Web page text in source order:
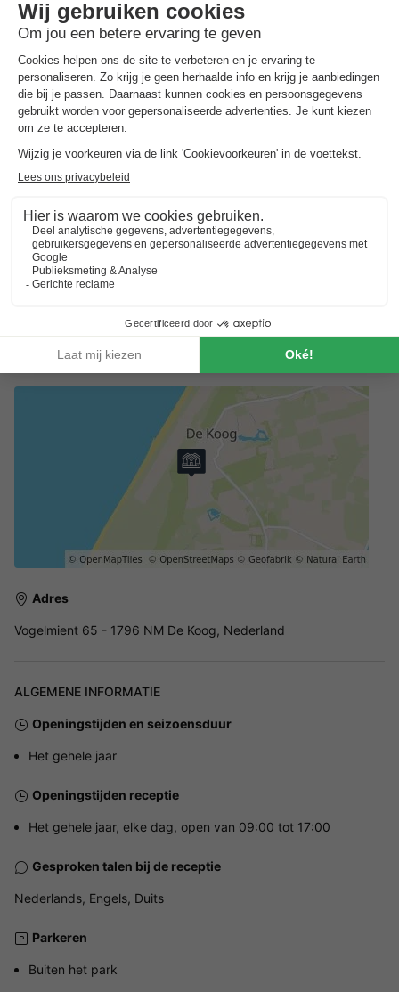
windsurfen en kitesurfen. Het park is ook een ideaal startpunt
voor uitstapjes naar het eiland Texel, waar je het natuurgebied
Ook de gezellige dorpen en steden zoals Den Burg en
Oosterend bieden veel bezienswaardigheden en
mogelijkheden om te wandelen en te genieten.
Goed omte weten
Voorkeuren
Voor voorkeuren zoals bijvoorbeeld de ligging van je
accommodatie kun je contact opnemen met de aanbieder.
Annulering
boeking meer dan 45 dagen voor aanvang van de reis is
gemaakt.
Adres
Vogelmient 65 - 1796 NM De Koog, Nederland
ALGEMENE INFORMATIE
Openingstijden en seizoensduur
Het gehele jaar
Openingstijden receptie
Het gehele jaar, elke dag, open van 09:00 tot 17:00
Gesproken talen bij de receptie
Nederlands, Engels, Duits
Parkeren
Buiten het park